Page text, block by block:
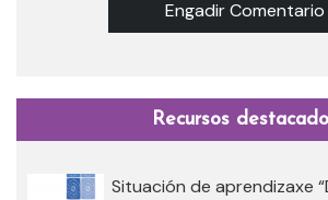
Engadir Comentario
Recursos
Situación de aprendizaxe